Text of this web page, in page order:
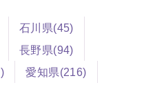
石川県(45)
長野県(94)
愛知県(216)